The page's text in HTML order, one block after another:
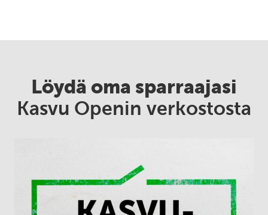
Löydä oma sparraajasi
Kasvu Openin verkostosta